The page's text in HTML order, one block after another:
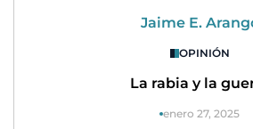
Jaime E.
OPINIÓN
La rabia y la
enero 27, 2025